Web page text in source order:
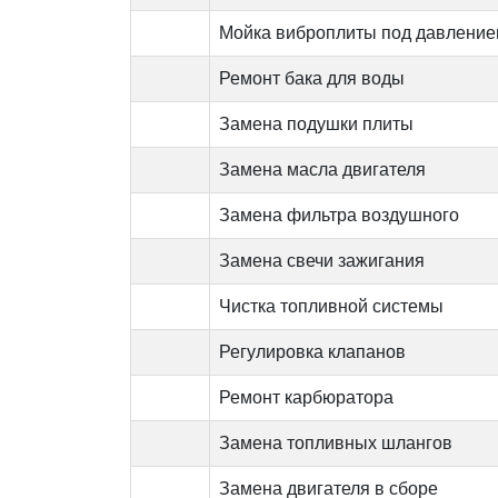
Мойка виброплиты под
Ремонт бака для воды
Замена подушки плиты
Замена масла двигателя
Замена фильтра воздушного
Замена свечи зажигания
Чистка топливной системы
Регулировка клапанов
Ремонт карбюратора
Замена топливных шлангов
Замена двигателя в сборе